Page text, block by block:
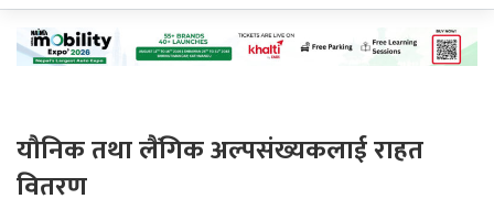
यौनिक तथा लैंगिक अल्पसंख्यकलाई राहत
वितरण